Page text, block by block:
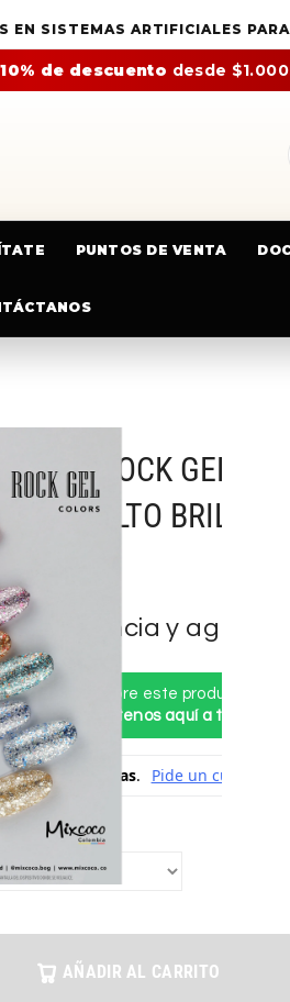
EN SISTEMAS ARTIFICIALES
10% de descuento desde
PUNTOS DE VENTA
ROCK GEL
ALTO BRILLO
referencia y
aquí sobre este producto
Contáctenos aquí a través de
AÑADIR AL CARRITO